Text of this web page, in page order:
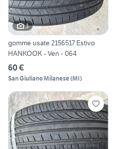
3
gomme usate 2156517 Estivo
HANKOOK - Ven - 064
60 €
San Giuliano Milanese(MI)